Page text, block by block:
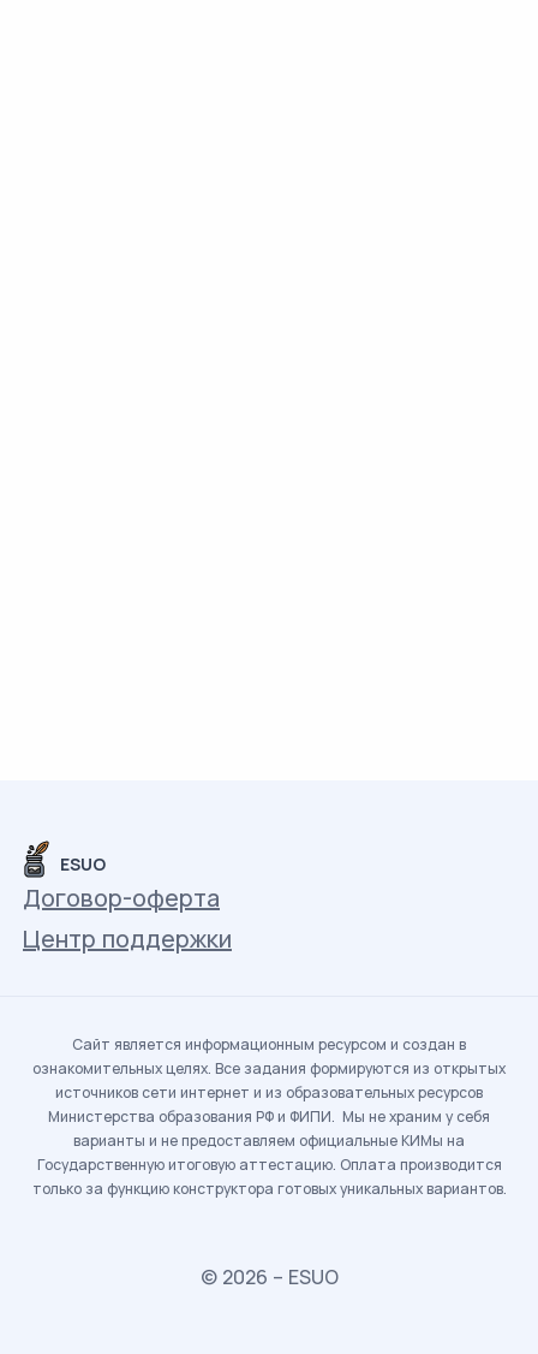
ESUO
Договор-оферта
Центр поддержки
Сайт является информационным ресурсом и создан в
ознакомительных целях. Все задания формируются из открытых
источников сети интернет и из образовательных ресурсов
Министерства образования РФ и ФИПИ. Мы не храним у себя
варианты и не предоставляем официальные КИМы на
Государственную итоговую аттестацию. Оплата производится
только за функцию конструктора готовых уникальных вариантов.
© 2026 – ESUO